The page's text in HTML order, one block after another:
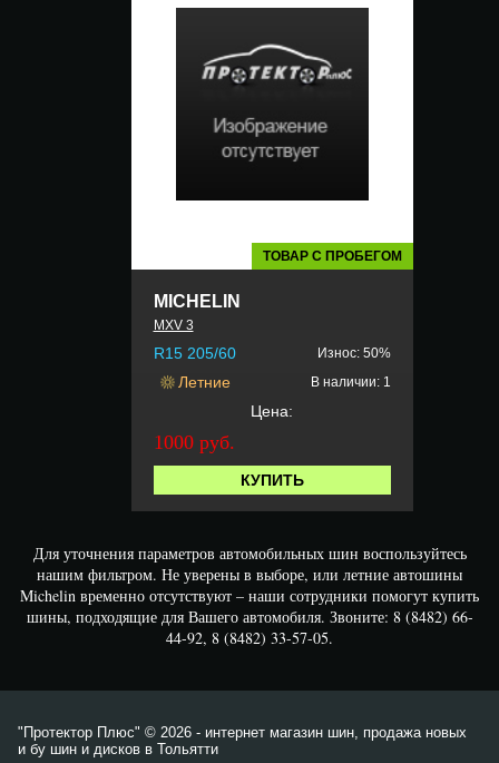
ТОВАР С ПРОБЕГОМ
MICHELIN
MXV 3
R15 205/60 Износ: 50%
Летние В наличии: 1
Цена:
1000 руб.
КУПИТЬ
Для уточнения параметров автомобильных шин воспользуйтесь
нашим фильтром. Не уверены в выборе, или летние автошины
Michelin временно отсутствуют – наши сотрудники помогут купить
шины, подходящие для Вашего автомобиля. Звоните: 8 (8482) 66-
44-92, 8 (8482) 33-57-05.
"Протектор Плюс" © 2026 - интернет магазин шин, продажа новых
и бу шин и дисков в Тольятти